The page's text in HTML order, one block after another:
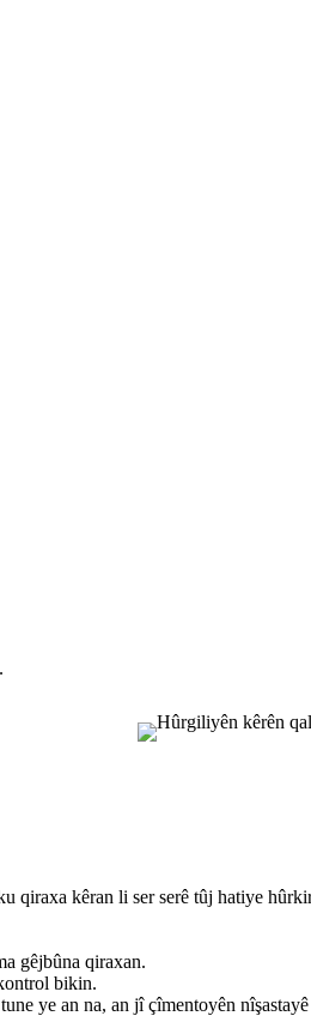
qiraxa kêran li ser serê tûj hatiye
gêjbûna qiraxan.
bikin.
ye an na, an jî çîmentoyên